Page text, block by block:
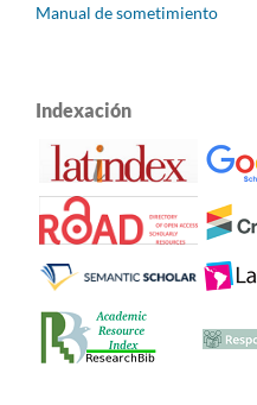
Manual de sometimiento
Indexación